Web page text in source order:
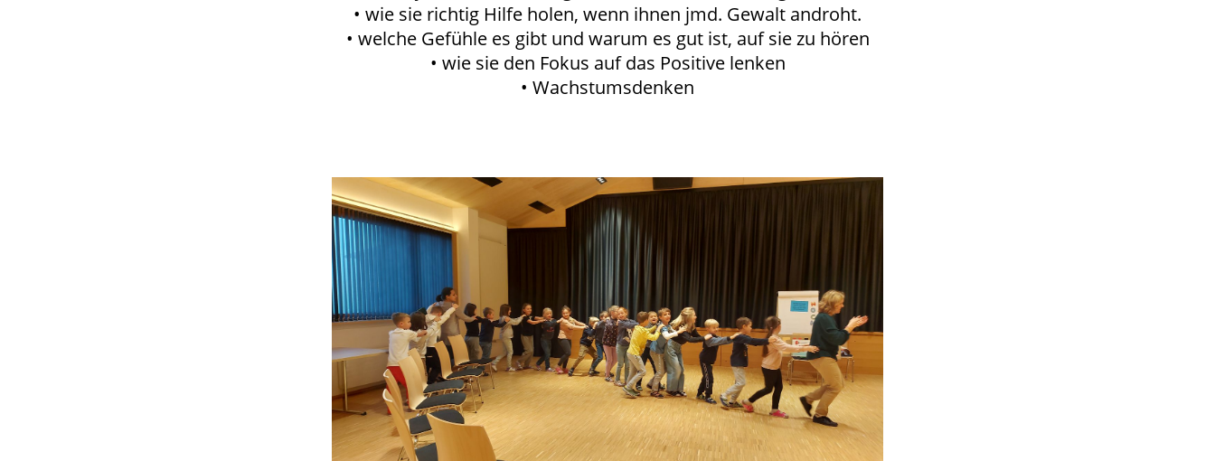
• wie sie richtig Hilfe holen, wenn ihnen jmd. Gewalt androht.
• welche Gefühle es gibt und warum es gut ist, auf sie zu hören
• wie sie den Fokus auf das Positive lenken
• Wachstumsdenken